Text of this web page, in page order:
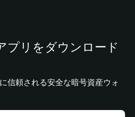
プリをダウンロード
信頼される安全な暗号資産ウォ